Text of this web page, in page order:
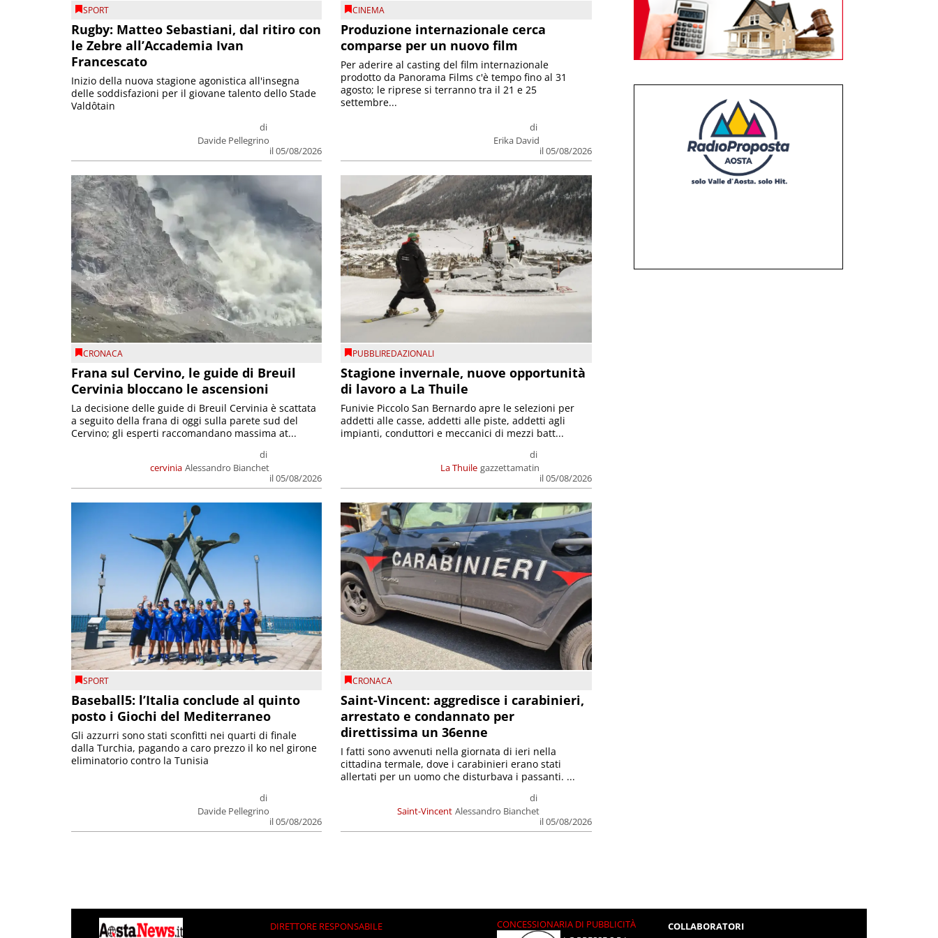
SPORT
Rugby: Matteo Sebastiani, dal ritiro con
le Zebre all’Accademia Ivan
Francescato
di
Davide Pellegrino
il 05/08/2026
Inizio della nuova stagione agonistica all'insegna
delle soddisfazioni per il giovane talento dello Stade
Valdôtain
CINEMA
Produzione internazionale cerca
comparse per un nuovo film
di
Erika David
il 05/08/2026
Per aderire al casting del film internazionale
prodotto da Panorama Films c'è tempo fino al 31
agosto; le riprese si terranno tra il 21 e 25
settembre...
CRONACA
Frana sul Cervino, le guide di Breuil
Cervinia bloccano le ascensioni
cervinia
di
Alessandro Bianchet
il 05/08/2026
La decisione delle guide di Breuil Cervinia è scattata
a seguito della frana di oggi sulla parete sud del
Cervino; gli esperti raccomandano massima at...
PUBBLIREDAZIONALI
Stagione invernale, nuove opportunità
di lavoro a La Thuile
La Thuile
di
gazzettamatin
il 05/08/2026
Funivie Piccolo San Bernardo apre le selezioni per
addetti alle casse, addetti alle piste, addetti agli
impianti, conduttori e meccanici di mezzi batt...
SPORT
Baseball5: l’Italia conclude al quinto
posto i Giochi del Mediterraneo
di
Davide Pellegrino
il 05/08/2026
Gli azzurri sono stati sconfitti nei quarti di finale
dalla Turchia, pagando a caro prezzo il ko nel girone
eliminatorio contro la Tunisia
CRONACA
Saint-Vincent: aggredisce i carabinieri,
arrestato e condannato per
direttissima un 36enne
Saint-Vincent
di
Alessandro Bianchet
il 05/08/2026
I fatti sono avvenuti nella giornata di ieri nella
cittadina termale, dove i carabinieri erano stati
allertati per un uomo che disturbava i passanti. ...
DIRETTORE RESPONSABILE
CONCESSIONARIA DI PUBBLICITÀ
COLLABORATORI